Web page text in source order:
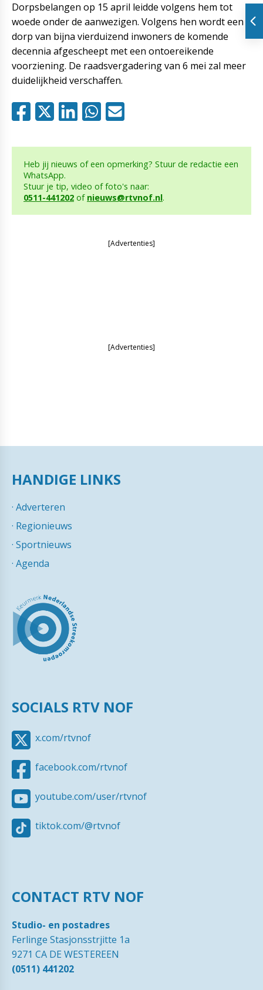
Dorpsbelangen op 15 april leidde volgens hem tot
woede onder de aanwezigen. Volgens hen wordt een
dorp van bijna vierduizend inwoners de komende
decennia afgescheept met een ontoereikende
voorziening. De raadsvergadering van 6 mei zal meer
duidelijkheid verschaffen.
Heb jij nieuws of een opmerking? Stuur de redactie een
WhatsApp.
Stuur je tip, video of foto's naar:
0511-441202 of nieuws@rtvnof.nl.
[Advertenties]
[Advertenties]
HANDIGE LINKS
· Adverteren
· Regionieuws
· Sportnieuws
· Agenda
SOCIALS RTV NOF
x.com/rtvnof
facebook.com/rtvnof
youtube.com/user/rtvnof
tiktok.com/@rtvnof
CONTACT RTV NOF
Studio- en postadres
Ferlinge Stasjonsstrjitte 1a
9271 CA DE WESTEREEN
(0511) 441202